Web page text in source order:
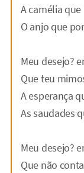
A camélia
O anjo que
Meu desejo?
Que teu
A esperança
As saudades
Meu desejo?
Que não